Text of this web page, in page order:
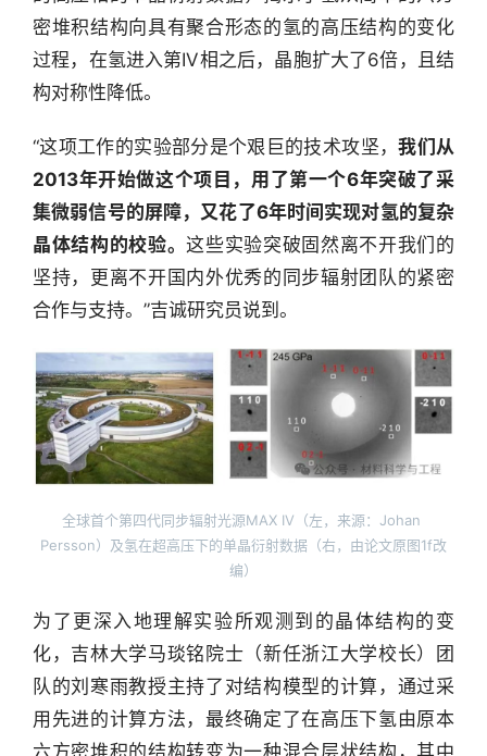
行
密堆积结构向具有聚合形态的氢的高压结构的变化
过程，在氢进入第IV相之后，晶胞扩大了6倍，且结
构对称性降低。
“这项工作的实验部分是个艰巨的技术攻坚，我们从
2013年开始做这个项目，用了第一个6年突破了采
集微弱信号的屏障，又花了6年时间实现对氢的复杂
晶体结构的校验。这些实验突破固然离不开我们的
坚持，更离不开国内外优秀的同步辐射团队的紧密
合作与支持。”吉诚研究员说到。
全球首个第四代同步辐射光源MAX IV（左，来源：Johan
Persson）及氢在超高压下的单晶衍射数据（右，由论文原图1f改
编）
为了更深入地理解实验所观测到的晶体结构的变
化，吉林大学马琰铭院士（新任浙江大学校长）团
队的刘寒雨教授主持了对结构模型的计算，通过采
用先进的计算方法，最终确定了在高压下氢由原本